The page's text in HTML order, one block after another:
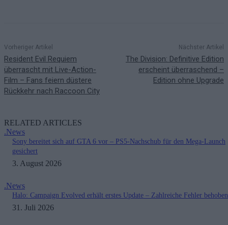
Vorheriger Artikel
Resident Evil Requiem
überrascht mit Live-Action-
Film – Fans feiern düstere
Rückkehr nach Raccoon City
Nächster Artikel
The Division: Definitive Edition
erscheint überraschend –
Edition ohne Upgrade
RELATED ARTICLES
.News
Sony bereitet sich auf GTA 6 vor – PS5-Nachschub für den Mega-Launch
gesichert
3. August 2026
.News
Halo: Campaign Evolved erhält erstes Update – Zahlreiche Fehler behoben
31. Juli 2026